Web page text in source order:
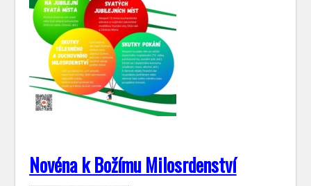
Novéna k Božímu Milosrdenství